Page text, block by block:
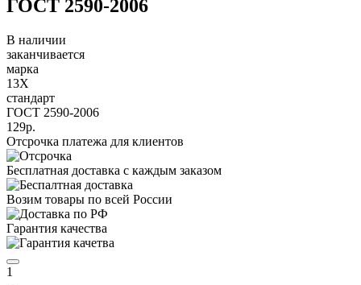
ГОСТ 2590-2006
В наличии
заканчивается
марка
13Х
стандарт
ГОСТ 2590-2006
129р.
Отсрочка платежа для клиентов
Бесплатная доставка с каждым заказом
Возим товары по всей России
Гарантия качества
1